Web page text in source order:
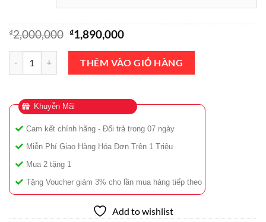
₫2,000,000 Giá
gốc
₫2,000,000.
₫1,890,000Giá
là:
₫1,890,000.
Nước Hoa Alaia Paris Eau De Parfum 100ml số lượng
THÊM VÀO GIỎ HÀNG
Khuyễn Mãi
Cam kết chính hãng - Đổi trả trong 07 ngày
Miễn Phí Giao Hàng Hóa Đơn Trên 1 Triệu
Mua 2 tặng 1
Tặng Voucher giảm 3% cho lần mua hàng tiếp theo
Add to wishlist